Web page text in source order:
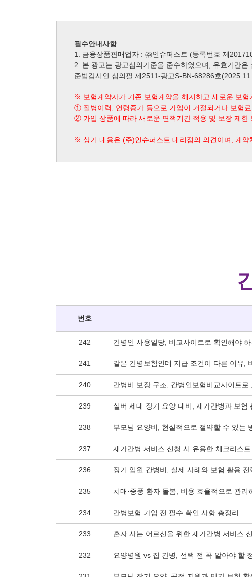
필수안내사항
1. 금융상품판매업자 : ㈜인슈퍼스트 (등록번호 제
2. 본 광고는 광고심의기준을 준수하였으며, 유효기간은
준법감시인 심의필 제2511-광고S-BN-68286호
※ 보험계약자가 기존 보험계약을 해지하고 새로운 보험
① 질병이력, 연령증가 등으로 가입이 거절되거나 보험
② 가입 상품에 따라 새로운 면책기간 적용 및 보장 제한
※ 상기 내용은 (주)인슈퍼스트 대리점의 의견이며, 계
번호
242 간병인 사용일당, 비교사이트로 확인해야
241 같은 간병보험인데 지급 조건이 다른 이유,
240 간병비 보장 구조, 간병인보험비교사이트
239 실버 세대 장기 요양 대비, 재가간병과 보험
238 부모님 요양비, 현실적으로 절약할 수 있는
237 재가간병 서비스 신청 시 유용한 체크리스트
236 장기 입원 간병비, 실제 사례와 보험 활용 전
235 치매·중풍 환자 돌봄, 비용 효율적으로 관리
234 간병보험 가입 전 필수 확인 사항 총정리
233 혼자 사는 어르신을 위한 재가간병 서비스
232 요양병원 vs 집 간병, 선택 전 꼭 알아야 할